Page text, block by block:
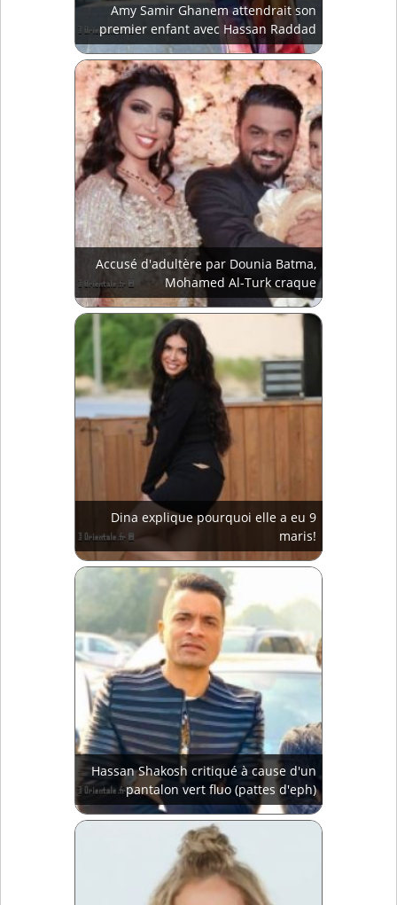
Amy Samir Ghanem attendrait son
premier enfant avec Hassan Raddad
Accusé d'adultère par Dounia Batma,
Mohamed Al-Turk craque
Dina explique pourquoi elle a eu 9
maris!
Hassan Shakosh critiqué à cause d'un
pantalon vert fluo (pattes d'eph)